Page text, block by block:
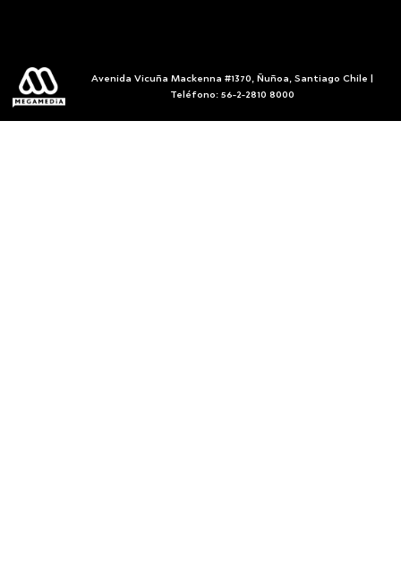
Avenida Vicuña Mackenna #1370, Ñuñoa, Santiago Chile |
Teléfono: 56-2-2810 8000